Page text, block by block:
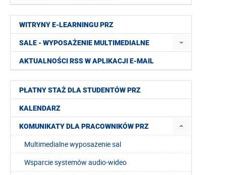
WITRYNY E-LEARNINGU PRZ
SALE - WYPOSAŻENIE MULTIMEDIALNE
AKTUALNOŚCI RSS W APLIKACJI E-MAIL
PŁATNY STAŻ DLA STUDENTÓW PRZ
KALENDARZ
KOMUNIKATY DLA PRACOWNIKÓW PRZ
Multimedialne wyposażenie sal
Wsparcie systemów audio-wideo